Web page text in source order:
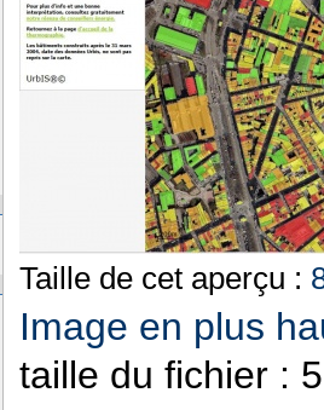
Taille de cet aperçu :
Image en plus
taille du fichier :